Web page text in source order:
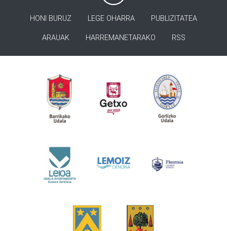
HONI BURUZ LEGE OHARRA PUBLIZITATEA
ARAUAK HARREMANETARAKO RSS